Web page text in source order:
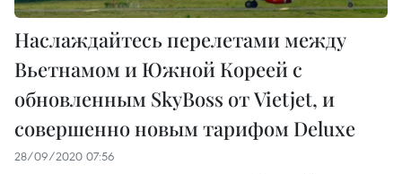
Наслаждайтесь перелетами между
Вьетнамом и Южной Кореей с
обновленным SkyBoss от Vietjet, и
совершенно новым тарифом Deluxe
28/09/2020 07:56